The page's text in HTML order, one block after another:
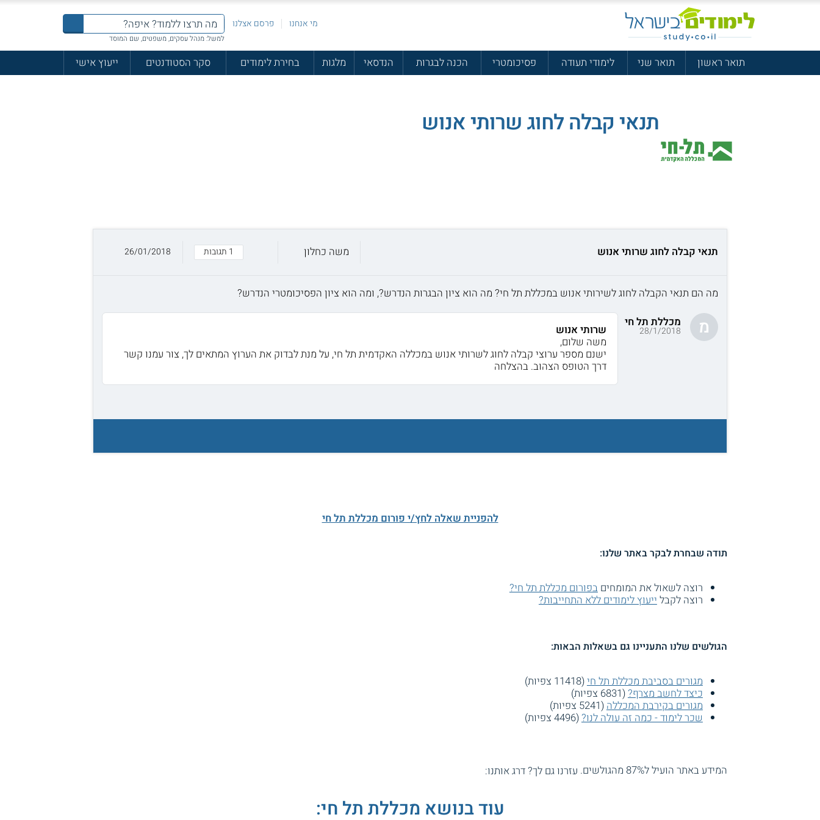
מי אנחנו פרסם אצלנו
למשל: מנהל עסקים, משפטים, שם המוסד
תואר ראשון תואר שני לימודי תעודה פסיכומטרי הכנה לבגרות הנדסאי מלגות בחירת לימודים סקר הסטודנטים ייעוץ אישי
תנאי קבלה לחוג שרותי אנוש
תנאי קבלה לחוג שרותי אנוש משה כחלון 1 תגובות 26/01/2018
מה הם תנאי הקבלה לחוג לשירותי אנוש במכללת תל חי? מה הוא ציון הבגרות הנדרש?, ומה הוא ציון הפסיכומטרי הנדרש?
מ מכללת תל חי
28/1/2018
שרותי אנוש
משה שלום,
ישנם מספר ערוצי קבלה לחוג לשרותי אנוש במכללה האקדמית תל חי, על מנת לבדוק את הערוץ המתאים לך, צור עמנו קשר
דרך הטופס הצהוב. בהצלחה
להפניית שאלה לחץ/י פורום מכללת תל חי
תודה שבחרת לבקר באתר שלנו:
רוצה לשאול את המומחיםבפורום מכללת תל חי?
רוצה לקבל ייעוץ לימודים ללא התחייבות?
הגולשים שלנו התעניינו גם בשאלות הבאות:
מגורים בסביבת מכללת תל חי(11418 צפיות)
כיצד לחשב מצרף?(6831 צפיות)
מגורים בקירבת המכללה (5241 צפיות)
שכר לימוד - כמה זה עולה לנו?(4496 צפיות)
המידע באתר הועיל ל87% מהגולשים. עזרנו גם לך? דרג אותנו:
עוד בנושא מכללת תל חי: